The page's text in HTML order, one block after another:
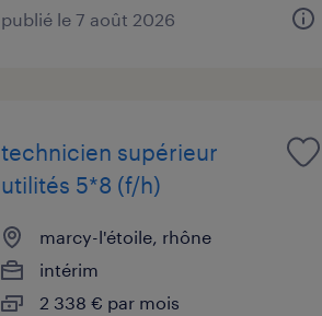
publié le 7 août 2026
technicien supérieur
utilités 5*8 (f/h)
marcy-l'étoile, rhône
intérim
2 338 € par mois